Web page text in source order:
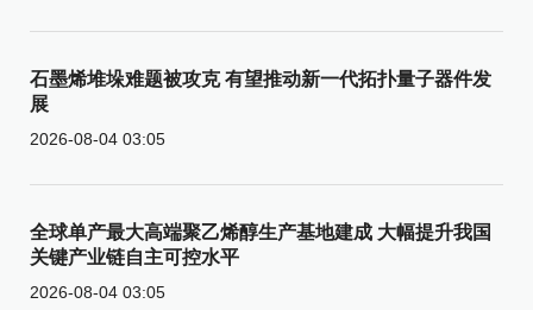
石墨烯堆垛难题被攻克 有望推动新一代拓扑量子器件发
展
2026-08-04 03:05
全球单产最大高端聚乙烯醇生产基地建成 大幅提升我国
关键产业链自主可控水平
2026-08-04 03:05